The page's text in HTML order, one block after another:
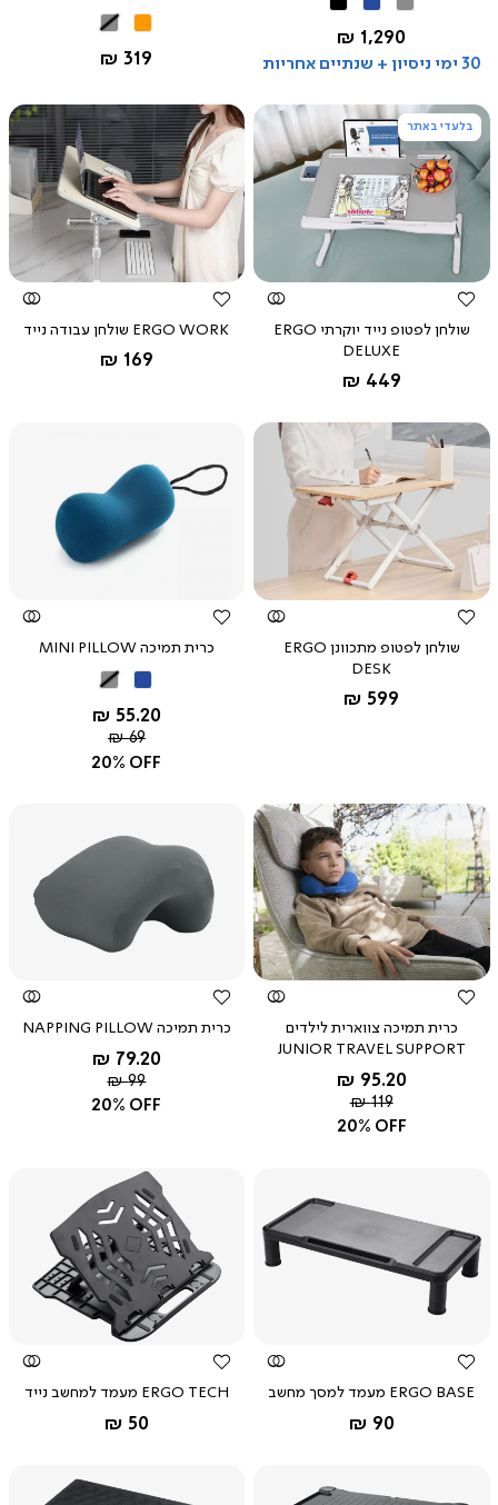
החל מ-
1,290 ₪
30 ימי ניסיון + שנתיים אחריות
כתוםאפור
החל מ-
319 ₪
בלעדי באתר
צפייה
מהירה
שולחן לפטופ נייד יוקרתי ERGO
DELUXE
החל מ-
449 ₪
צפייה
מהירה
ERGO WORK שולחן עבודה נייד
החל מ-
169 ₪אפור
צפייה
מהירה
שולחן לפטופ מתכוונן ERGO
DESK
החל מ-
599 ₪
מהירה
כרית תמיכה MINI PILLOW
כחולאפור
החל מ-
55.20 ₪
מחיר
רגיל
69 ₪
20% OFF
צפייה
מהירה
כרית תמיכה צווארית לילדים
JUNIOR TRAVEL SUPPORT
החל מ-
95.20 ₪
מחיר
רגיל
119 ₪
20% OFF
מהירה
כרית תמיכה NAPPING PILLOW
החל מ-
79.20 ₪
מחיר
רגיל
99 ₪
20% OFF
ERGO BASE מעמד למסך מחשב
החל מ-
90 ₪
צפייה
מהירה
ERGO TECH מעמד למחשב נייד
החל מ-
50 ₪